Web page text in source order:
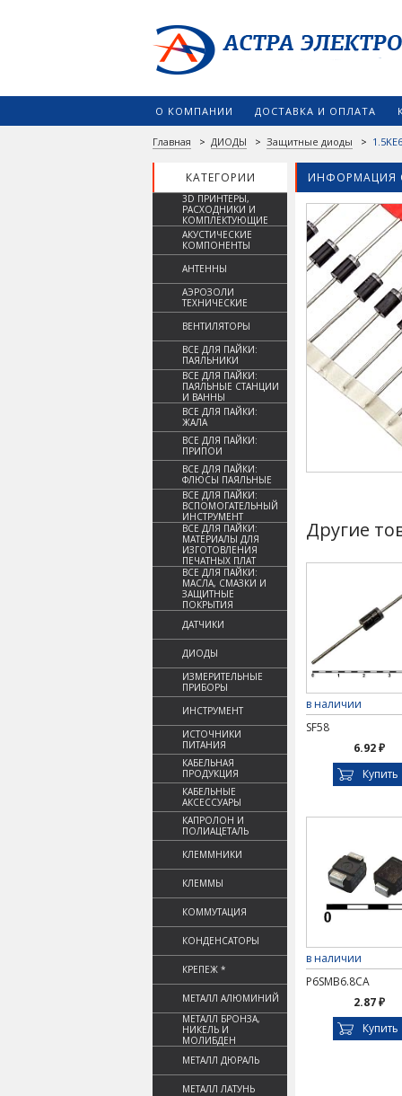
О КОМПАНИИ ДОСТАВКА И ОПЛАТА
Главная > ДИОДЫ > Защитные диоды >
КАТЕГОРИИ ИНФОРМАЦИЯ
3D ПРИНТЕРЫ,
РАСХОДНИКИ И
КОМПЛЕКТУЮЩИЕ
АКУСТИЧЕСКИЕ
КОМПОНЕНТЫ
АНТЕННЫ
АЭРОЗОЛИ
ТЕХНИЧЕСКИЕ
ВЕНТИЛЯТОРЫ
ВСЕ ДЛЯ ПАЙКИ:
ПАЯЛЬНИКИ
ВСЕ ДЛЯ ПАЙКИ:
ПАЯЛЬНЫЕ СТАНЦИИ
И ВАННЫ
ВСЕ ДЛЯ ПАЙКИ:
ЖАЛА
ВСЕ ДЛЯ ПАЙКИ:
ПРИПОИ
ВСЕ ДЛЯ ПАЙКИ:
ФЛЮСЫ ПАЯЛЬНЫЕ
ВСЕ ДЛЯ ПАЙКИ:
ВСПОМОГАТЕЛЬНЫЙ
ИНСТРУМЕНТ
ВСЕ ДЛЯ ПАЙКИ:
МАТЕРИАЛЫ ДЛЯ
ИЗГОТОВЛЕНИЯ
ПЕЧАТНЫХ ПЛАТ
ВСЕ ДЛЯ ПАЙКИ:
МАСЛА, СМАЗКИ И
ЗАЩИТНЫЕ
ПОКРЫТИЯ
ДАТЧИКИ
ДИОДЫ
ИЗМЕРИТЕЛЬНЫЕ
ПРИБОРЫ
ИНСТРУМЕНТ
ИСТОЧНИКИ
ПИТАНИЯ
КАБЕЛЬНАЯ
ПРОДУКЦИЯ
КАБЕЛЬНЫЕ
АКСЕССУАРЫ
КАПРОЛОН И
ПОЛИАЦЕТАЛЬ
КЛЕММНИКИ
КЛЕММЫ
КОММУТАЦИЯ
КОНДЕНСАТОРЫ
КРЕПЕЖ *
МЕТАЛЛ АЛЮМИНИЙ
МЕТАЛЛ БРОНЗА,
НИКЕЛЬ И
МОЛИБДЕН
МЕТАЛЛ ДЮРАЛЬ
МЕТАЛЛ ЛАТУНЬ
Другие
в наличии
SF58
6.92 ₽
Купить
в наличии
P6SMB6.8CA
2.87 ₽
Купить